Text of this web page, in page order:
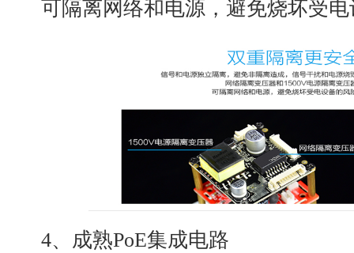
可隔离网络和电源，避免烧坏受电
4、成熟PoE集成电路